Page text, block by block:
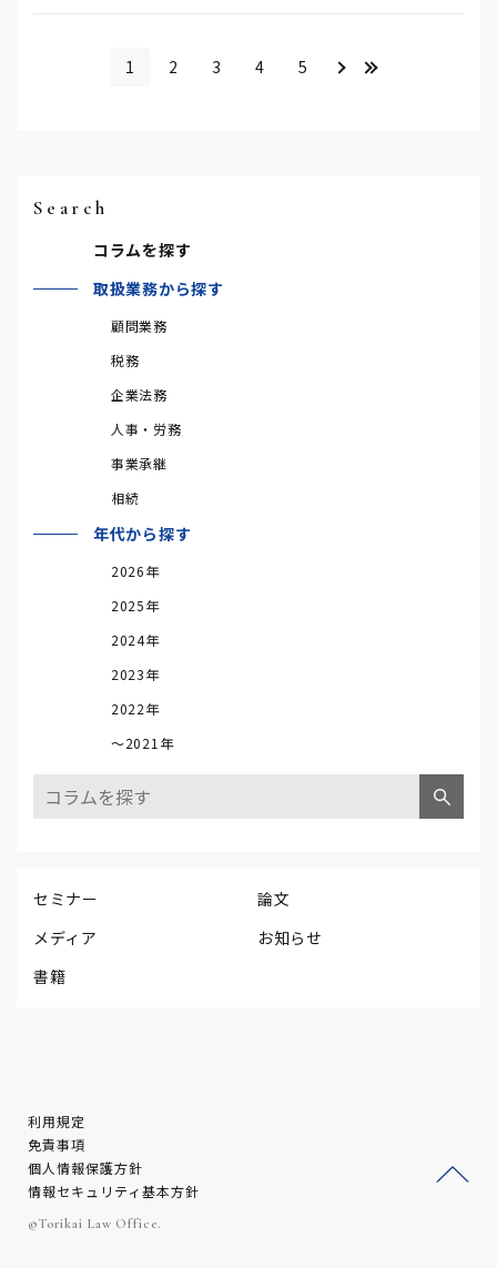
1 2 3 4 5 ＞
Search
コラムを探す
取扱業務から探す
顧問業務
税務
企業法務
人事・労務
事業承継
相続
年代から探す
2026年
2025年
2024年
2023年
2022年
～2021年
セミナー
論文
メディア
お知らせ
書籍
利用規定
免責事項
個人情報保護方針
情報セキュリティ基本方針
©Torikai Law Office.